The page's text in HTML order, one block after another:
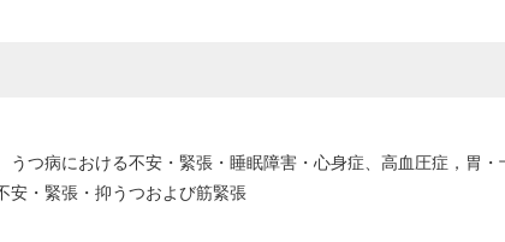
つ病における不安・緊張・睡眠障害・心身症、高血圧症，胃
安・緊張・抑うつおよび筋緊張